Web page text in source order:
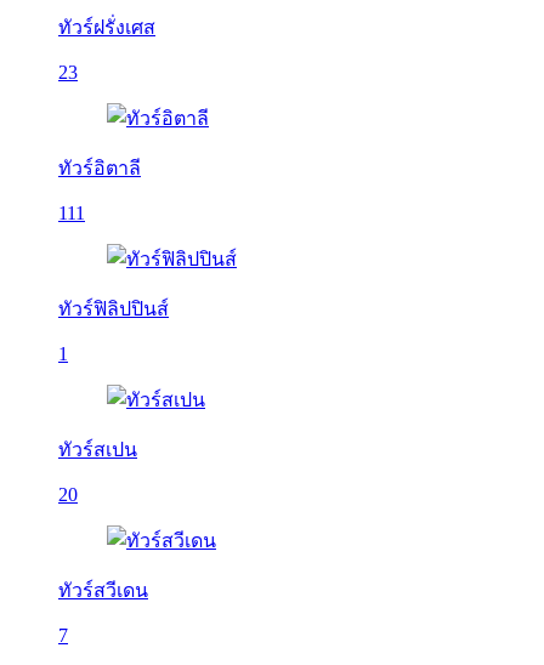
ทัวร์ฝรั่งเศส
23
ทัวร์อิตาลี
111
ทัวร์ฟิลิปปินส์
1
ทัวร์สเปน
20
ทัวร์สวีเดน
7